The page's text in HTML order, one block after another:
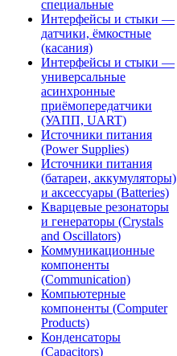
специальные
Интерфейсы и стыки —
датчики, ёмкостные
(касания)
Интерфейсы и стыки —
универсальные
асинхронные
приёмопередатчики
(УАПП, UART)
Источники питания
(Power Supplies)
Источники питания
(батареи, аккумуляторы)
и аксессуары (Batteries)
Кварцевые резонаторы
и генераторы (Crystals
and Oscillators)
Коммуникационные
компоненты
(Communication)
Компьютерные
компоненты (Computer
Products)
Конденсаторы
(Capacitors)